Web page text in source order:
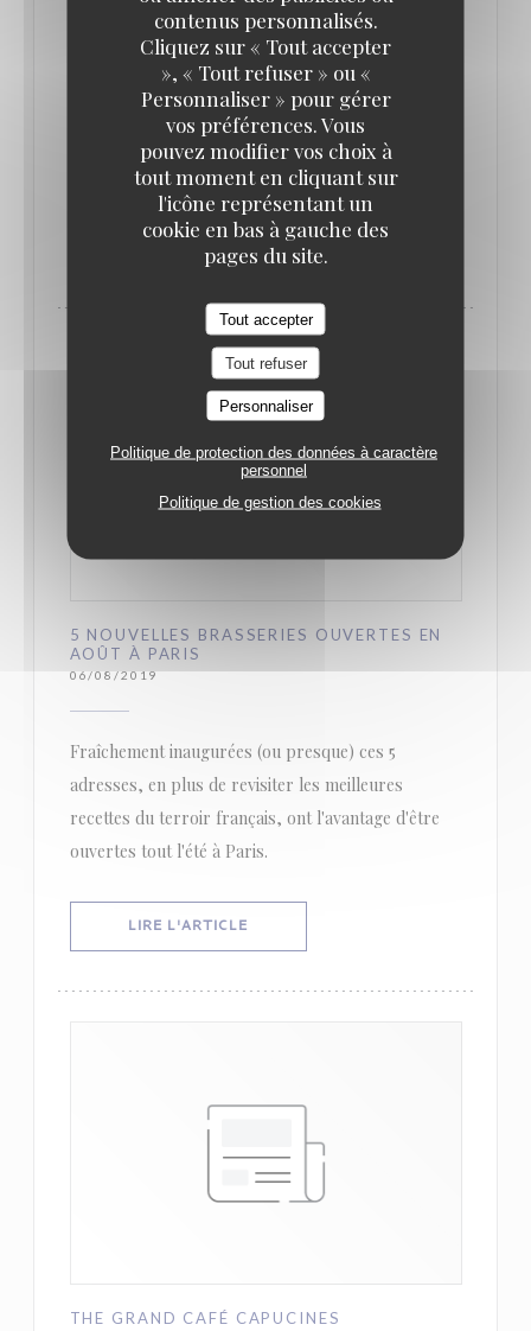
contenus personnalisés.
Cliquez sur « Tout accepter
», « Tout refuser » ou «
Personnaliser » pour gérer
vos préférences. Vous
pouvez modifier vos choix à
tout moment en cliquant sur
l'icône représentant un
cookie en bas à gauche des
pages du site.
Tout accepter
Tout refuser
Personnaliser
Politique de protection des données à caractère
personnel
Politique de gestion des cookies
À deux pas de la place de l'Opéra à Paris, Le Grand
Café Capucines a bénéficié d'une rénovation
complète. De la déco à la carte, tout a été repensé
pour (re)conquérir la clientèle parisienne.
LIRE L'ARTICLE((OUVRE UNE NOUVELLE FENÊTRE))
5 NOUVELLES BRASSERIES OUVERTES EN
AOÛT À PARIS
06/08/2019
Fraîchement inaugurées (ou presque) ces 5
adresses, en plus de revisiter les meilleures
recettes du terroir français, ont l'avantage d'être
ouvertes tout l'été à Paris.
LIRE L'ARTICLE
THE GRAND CAFÉ CAPUCINES